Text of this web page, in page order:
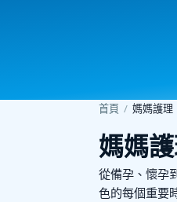
首頁 / 媽媽護理
媽媽
從備孕、懷孕
色的每個重要